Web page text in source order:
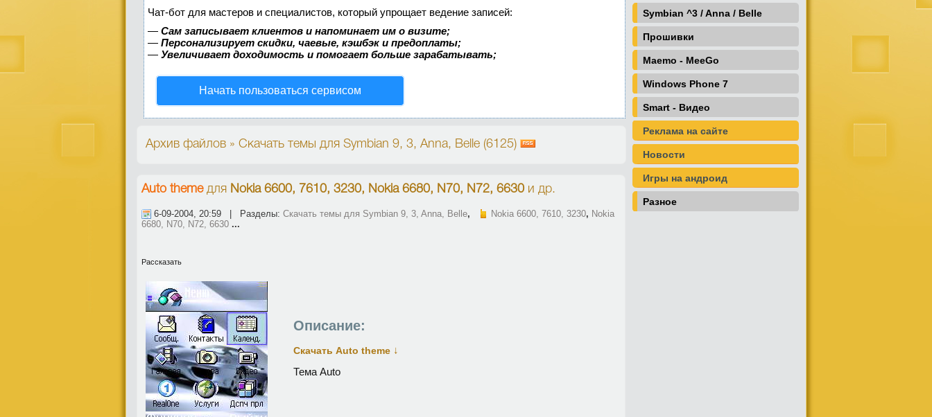
Чат-бот для мастеров и специалистов, который упрощает ведение записей:
— Сам записывает клиентов и напоминает им о визите;
— Персонализирует скидки, чаевые, кэшбэк и предоплаты;
— Увеличивает доходимость и помогает больше зарабатывать;
Начать пользоваться сервисом
Архив файлов » Скачать темы для Symbian 9, 3, Anna, Belle (6125)
Auto themeдля Nokia 6600, 7610, 3230, Nokia 6680, N70, N72, 6630и др.
6-09-2004, 20:59 | Разделы: Скачать темы для Symbian 9, 3, Anna, Belle, Nokia 6600, 7610, 3230, Nokia
6680, N70, N72, 6630 ...
Рассказать
Описание:
Скачать Auto theme ↓
Тема Auto
Symbian ^3 / Anna / Belle
Прошивки
Maemo - MeeGo
Windows Phone 7
Smart - Видео
Реклама на сайте
Новости
Игры на андроид
Разное